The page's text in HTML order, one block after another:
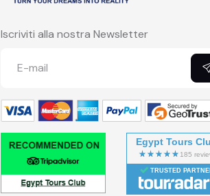
Iscriviti alla nostra Newsletter
Egypt Tours
TRUSTED